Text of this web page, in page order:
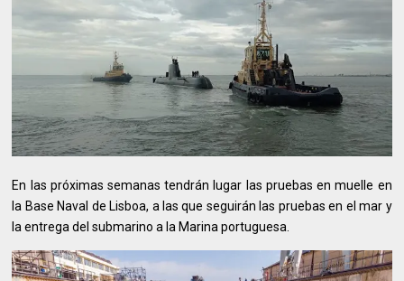
En las próximas semanas tendrán lugar las pruebas en muelle en
la Base Naval de Lisboa, a las que seguirán las pruebas en el mar y
la entrega del submarino a la Marina portuguesa.